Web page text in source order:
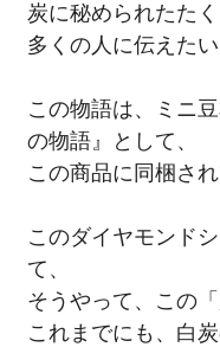
炭に秘められたた
多くの人に伝えたい
この物語は、ミニ
の物語』として、
この商品に同梱され
このダイヤモンド
て、
そうやって、この
これまでにも、白